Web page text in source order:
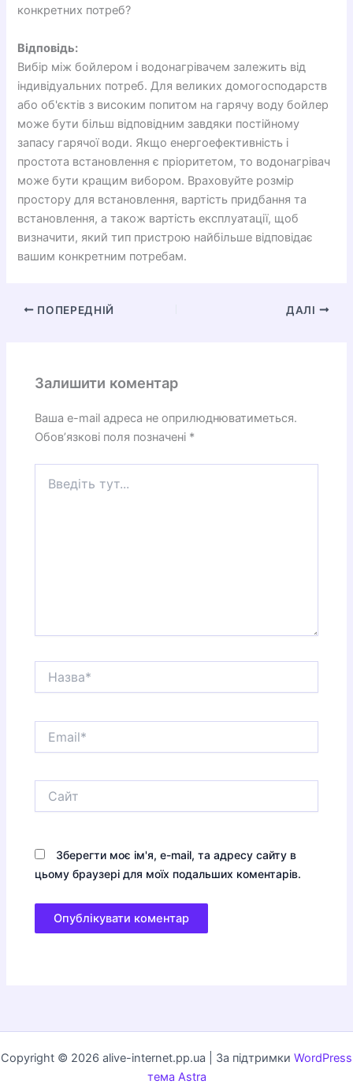
конкретних потреб?
Відповідь:
Вибір між бойлером і водонагрівачем залежить від
індивідуальних потреб. Для великих домогосподарств
або об'єктів з високим попитом на гарячу воду бойлер
може бути більш відповідним завдяки постійному
запасу гарячої води. Якщо енергоефективність і
простота встановлення є пріоритетом, то водонагрівач
може бути кращим вибором. Враховуйте розмір
простору для встановлення, вартість придбання та
встановлення, а також вартість експлуатації, щоб
визначити, який тип пристрою найбільше відповідає
вашим конкретним потребам.
ПОПЕРЕДНІЙ ДАЛІ
Залишити коментар
Ваша e-mail адреса не оприлюднюватиметься.
Обов’язкові поля позначені *
тут...
Зберегти моє ім'я, e-mail, та адресу сайту в
цьому браузері для моїх подальших коментарів.
Copyright © 2026 alive-internet.pp.ua | За підтримки WordPress
тема Astra